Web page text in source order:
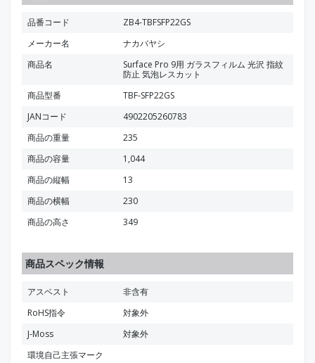
品番コード
ZB4-TBFSFP22GS
メーカー名
ナカバヤシ
商品名
Surface Pro 9用 ガラスフィルム 光沢 指紋
防止 気泡レスカット
商品型番
TBF-SFP22GS
JANコード
4902205260783
商品の重量
235
商品の容量
1,044
商品の縦幅
13
商品の横幅
230
商品の高さ
349
商品スペック情報
アスベスト
非含有
RoHS指令
対象外
J-Moss
対象外
環境自己主張マーク